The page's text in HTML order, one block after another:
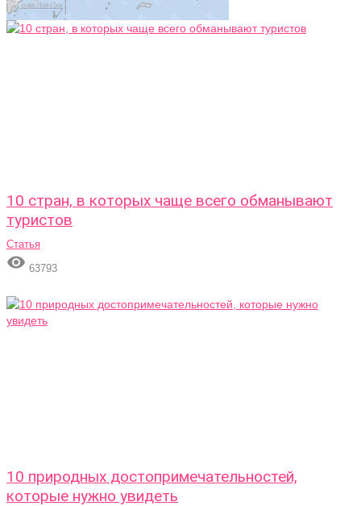
10 стран, в которых чаще всего обманывают
туристов
Статья
 63793
10 природных достопримечательностей,
которые нужно увидеть